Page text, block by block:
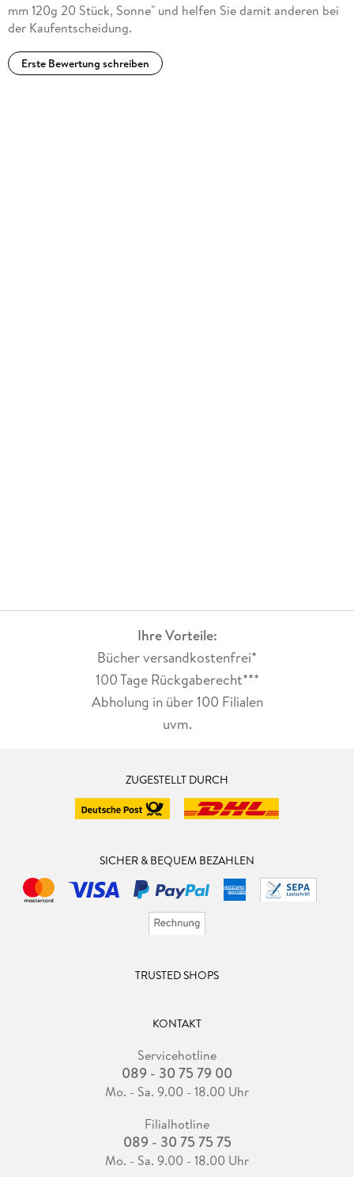
mm 120g 20 Stück, Sonne" und helfen Sie damit anderen bei
der Kaufentscheidung.
Erste Bewertung schreiben
Ihre Vorteile:
Bücher versandkostenfrei*
100 Tage Rückgaberecht***
Abholung in über 100 Filialen
uvm.
ZUGESTELLT DURCH
SICHER & BEQUEM BEZAHLEN
TRUSTED SHOPS
KONTAKT
Servicehotline
089 - 30 75 79 00
Mo. - Sa. 9.00 - 18.00 Uhr
Filialhotline
089 - 30 75 75 75
Mo. - Sa. 9.00 - 18.00 Uhr